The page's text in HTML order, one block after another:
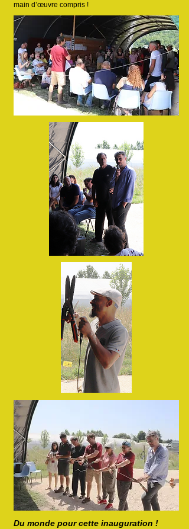
main d’œuvre compris !
Du monde pour cette inauguration !